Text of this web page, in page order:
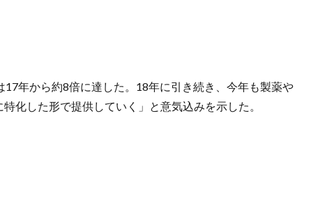
年から約8倍に達した。18年に引き続き、今年も製薬や
化した形で提供していく」と意気込みを示した。